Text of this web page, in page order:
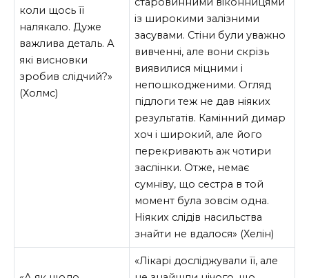
коли щось її
налякало. Дуже
важлива деталь. А
які висновки
зробив слідчий?»
(Холмс)
із широкими залізними
засувами. Стіни були уважно
вивченні, але вони скрізь
виявилися міцними і
непошкодженими. Огляд
підлоги теж не дав ніяких
результатів. Камінний димар
хоч і широкий, але його
перекривають аж чотири
заслінки. Отже, немає
сумніву, що сестра в той
момент була зовсім одна.
Ніяких слідів насильства
знайти не вдалося» (Хелін)
«Лікарі досліджували її, але